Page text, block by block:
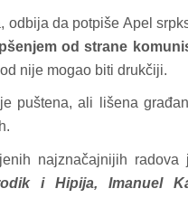
odbija da potpiše Apel
od strane
nije mogao biti drukčiji.
puštena, ali lišena
najznačajnijih radova
i Hipija, Imanuel